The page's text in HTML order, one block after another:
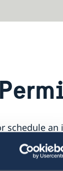
schedule an